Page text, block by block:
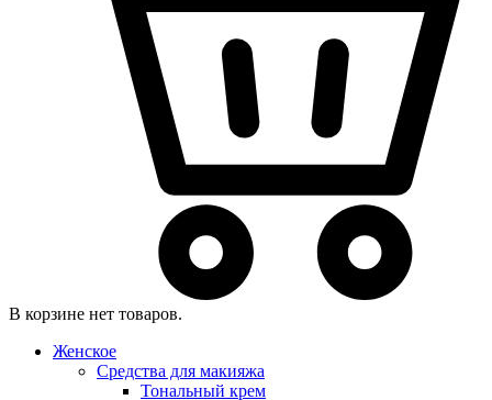
В корзине нет товаров.
Женское
Средства для макияжа
Тональный крем